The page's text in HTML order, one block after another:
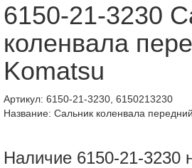
6150-21-3230
коленвала
Komatsu
Артикул: 6150-21-3230, 6150213230
Название: Сальник коленвала передний
Наличие 6150-21-3230